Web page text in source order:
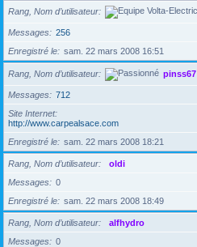
Rang, Nom d’utilisateur
Messages
256
Enregistré le
sam. 22 mars 2008 16:51
Rang, Nom d’utilisateur pinss67
Messages
712
Site Internet
http://www.carpealsace.com
Enregistré le
sam. 22 mars 2008 18:21
Rang, Nom d’utilisateur
oldi
Messages
0
Enregistré le
sam. 22 mars 2008 18:49
Rang, Nom d’utilisateur
alfhydro
Messages
0